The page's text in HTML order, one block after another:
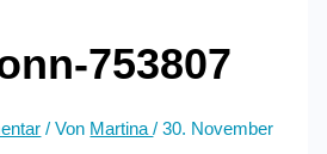
753807
/ Von Martina/30. November